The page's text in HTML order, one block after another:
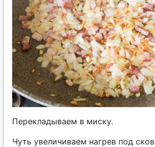
Перекладываем в миску.
Чуть увеличиваем нагрев под